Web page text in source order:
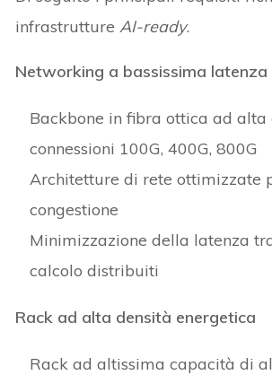
infrastruttureAI-ready.
Networking a bassissima latenza
Backbone in fibra ottica ad alta
connessioni 100G, 400G, 800G
Architetture di rete ottimizzate
congestione
Minimizzazione della latenza
calcolo distribuiti
Rack ad alta densità energetica
Rack ad altissima capacità di